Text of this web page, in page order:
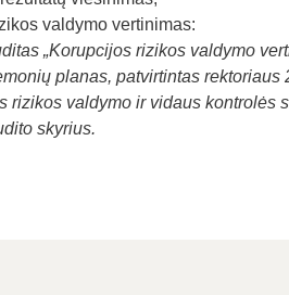
valdymo vertinimas:
„Korupcijos rizikos valdymo
planas, patvirtintas
valdymo ir vidaus
skyrius.